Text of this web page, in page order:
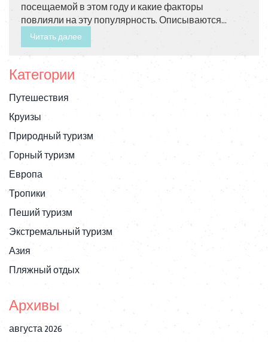
посещаемой в этом году и какие факторы
повлияли на эту популярность. Описываются
основные достопримечательности и особенности
выбранной страны. Даны рекомендации туристам,
поездке. Читатель узнает полезную информацию,
путешествие.
Читать далее
Категории
Путешествия
Круизы
Природный туризм
Горный туризм
Европа
Тропики
Пеший туризм
Экстремальный туризм
Азия
Пляжный отдых
Архивы
августа 2026